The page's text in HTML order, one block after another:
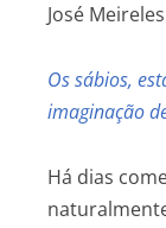
Os sábios,
imaginação
Há dias